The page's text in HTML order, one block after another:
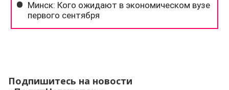
Подпишитесь на новости